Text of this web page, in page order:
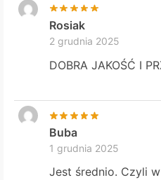
Rosiak
2 grudnia 2025
DOBRA JAKOŚĆ I
Buba
1 grudnia 2025
Jest średnio. Czyli